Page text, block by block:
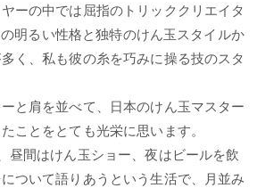
ーの中では屈指のトリッククリエイタ
明るい性格と独特のけん玉スタイルか
く、私も彼の糸を巧みに操る技のスタ
と肩を並べて、日本のけん玉マスター
ことをとても光栄に思います。
昼間はけん玉ショー、夜はビールを飲
ついて語りあうという生活で、月並み